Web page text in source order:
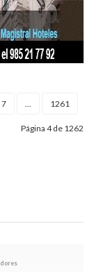
7 1261
Página 4 de 1262